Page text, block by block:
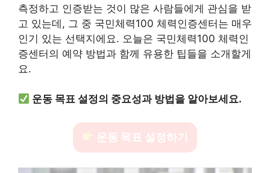
측정하고 인증받는 것이 많은 사람들에게 관심을 받
고 있는데, 그 중 국민체력100 체력인증센터는 매우
인기 있는 선택지에요. 오늘은 국민체력100 체력인
증센터의 예약 방법과 함께 유용한 팁들을 소개할게
요.
운동 목표 설정의 중요성과 방법을 알아보세요.
운동 목표 설정하기